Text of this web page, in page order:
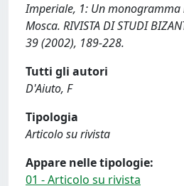
Imperiale, 1: Un
Mosca. RIVISTA DI STUDI
39 (2002), 189-228.
Tutti gli autori
D'Aiuto, F
Tipologia
Articolo su rivista
Appare nelle tipologie:
01 - Articolo su rivista